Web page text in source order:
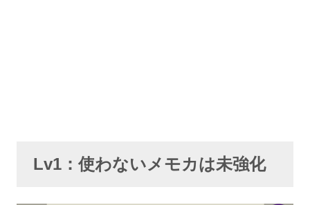
Lv1：使わないメモカは未強化